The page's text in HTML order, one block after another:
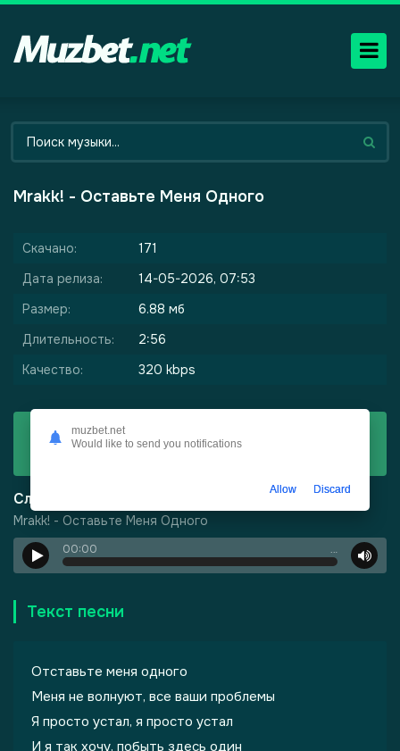
Mrakk! - Оставьте Меня Одного
Скачано:
171
Дата релиза:
14-05-2026, 07:53
Размер:
6.88 мб
Длительность:
2:56
Качество:
320 kbps
Скачать
Слушать
Mrakk! - Оставьте Меня Одного
00:00 …
Текст песни
Отставьте меня одного
Меня не волнуют, все ваши проблемы
Я просто устал, я просто устал
И я так хочу, побыть здесь один
muzbet.net
Would like to send you notifications
Allow Discard